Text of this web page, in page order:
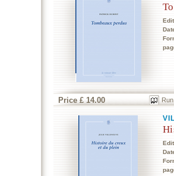
Price £ 14.00